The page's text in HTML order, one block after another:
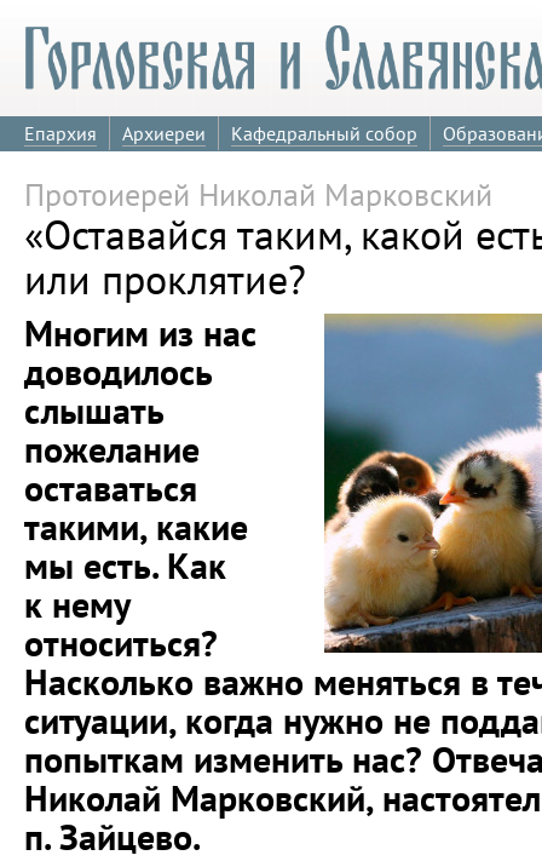
Епархия Архиереи Кафедральный собор
Протоиерей Николай Марковский
«Оставайся таким, какой
или проклятие?
Многим из нас
доводилось
слышать
пожелание
оставаться
такими, какие
мы есть. Как
к нему
относиться?
Насколько важно меняться в
ситуации, когда нужно не
попыткам изменить нас?
Николай Марковский,
п. Зайцево.